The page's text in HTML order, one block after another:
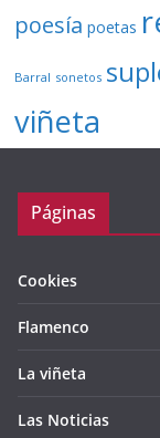
poesía poetas
Barral sonetos
viñeta
Páginas
Cookies
Flamenco
La viñeta
Las Noticias